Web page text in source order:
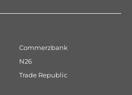
Commerzbank
N26
Trade Republic